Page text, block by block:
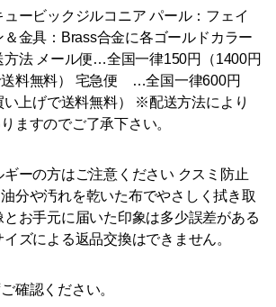
ービックジルコニア パール：フェイ
＆金具：Brass合金に各ゴールドカラー
方法 メール便…全国一律150円（1400円
送料無料） 宅急便 …全国一律600円
い上げで送料無料） ※配送方法により
ますのでご了承下さい。
ギーの方はご注意ください クスミ防止
分や汚れを乾いた布でやさしく拭き取
とお手元に届いた印象は多少誤差がある
ズによる返品交換はできません。
確認ください。